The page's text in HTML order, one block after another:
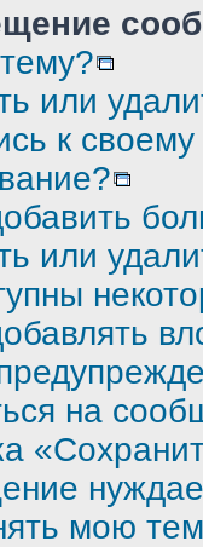
или
к
или
на
мою